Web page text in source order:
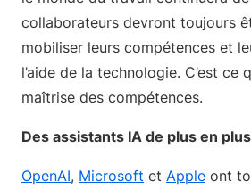
collaborateurs devront toujours
mobiliser leurs compétences et
l’aide de la technologie. C’est ce
maîtrise des compétences.
Des assistants IA de plus en
OpenAI, Microsoft et Apple ont